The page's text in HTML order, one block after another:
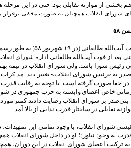
هم بخشی از موازنه تقابلی بود. حتی در این
شورای انقلاب همچنان به صورت مخفی برقرار
۵۸
شورای انقلاب بعد از فوت
بعد از فوت آیت‌الله طالقانی اداره شورای
به «رئیس شورای انقلاب» تغییر یابد.
در خفا صورت گرفته است. با توجه به رقابت
خاص اعضای وابسته به حزب جمهوری در
بنی‌صدر بر شورای انقلاب رضایت دادند کمتر
تقابلی در ساختار قدرت ندایی از بالا آمد.
شورای انقلاب، با وجود تمامی این
به وجود نیاورد؛ او در داخل شورای انقلاب
به ترکیب اعضای شورای انقلاب در این دوران،